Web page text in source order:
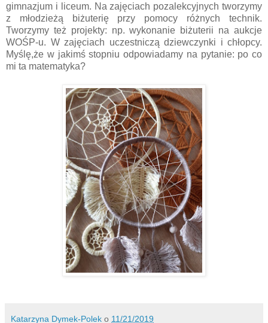
gimnazjum i liceum. Na zajęciach pozalekcyjnych tworzymy
z młodzieżą biżuterię przy pomocy różnych technik.
Tworzymy też projekty: np. wykonanie biżuterii na aukcje
WOŚP-u. W zajęciach uczestniczą dziewczynki i chłopcy.
Myślę,że w jakimś stopniu odpowiadamy na pytanie: po co
mi ta matematyka?
Katarzyna Dymek-Polek o 11/21/2019